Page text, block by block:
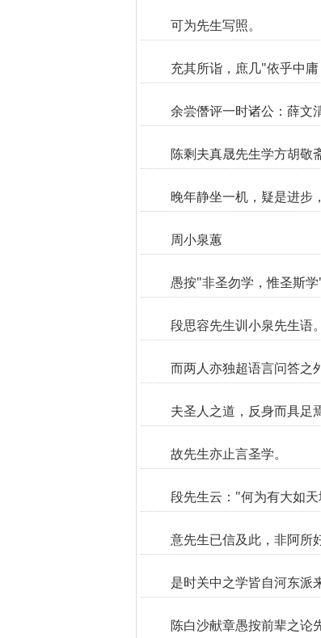
可为先生写照。
充其所诣，庶几"依乎中
余尝僭评一时诸公：薛文
陈剩夫真晟先生学方胡敬
晚年静坐一机，疑是进步
周小泉蕙
愚按"非圣勿学，惟圣斯学
段思容先生训小泉先生语。
而两人亦独超语言问答之
夫圣人之道，反身而具足
故先生亦止言圣学。
段先生云："何为有大如
意先生已信及此，非阿所
是时关中之学皆自河东派
陈白沙献章愚按前辈之论